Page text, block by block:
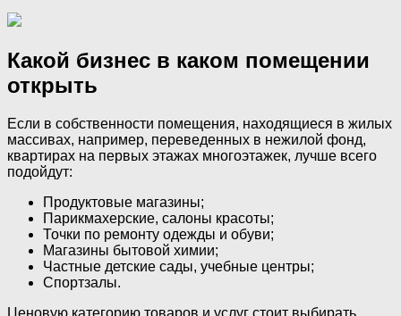
Какой бизнес в каком помещении
открыть
Если в собственности помещения, находящиеся в жилых
массивах, например, переведенных в нежилой фонд,
квартирах на первых этажах многоэтажек, лучше всего
подойдут:
Продуктовые магазины;
Парикмахерские, салоны красоты;
Точки по ремонту одежды и обуви;
Магазины бытовой химии;
Частные детские сады, учебные центры;
Спортзалы.